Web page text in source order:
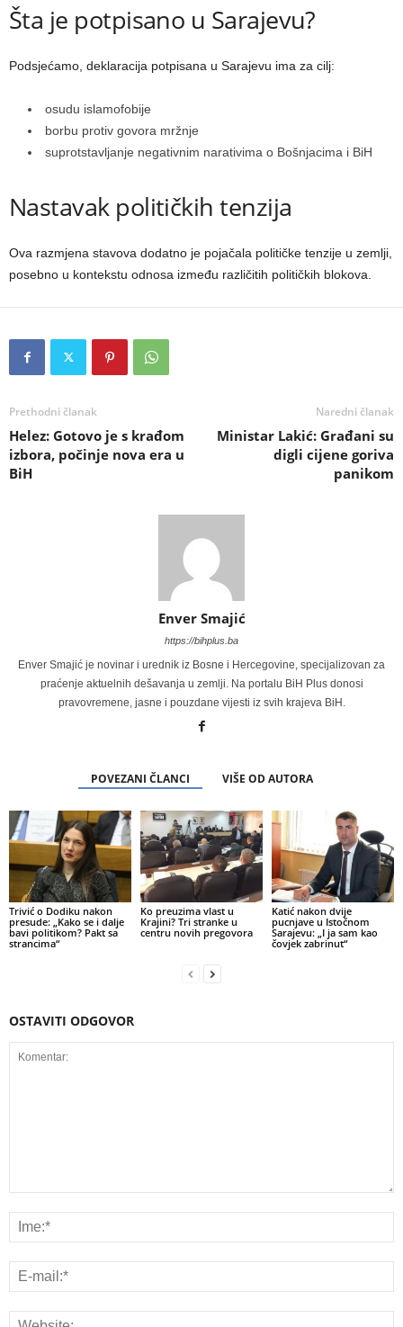
Šta je potpisano u Sarajevu?
Podsjećamo, deklaracija potpisana u Sarajevu ima za cilj:
osudu islamofobije
borbu protiv govora mržnje
suprotstavljanje negativnim narativima o Bošnjacima i BiH
Nastavak političkih tenzija
Ova razmjena stavova dodatno je pojačala političke tenzije u zemlji,
posebno u kontekstu odnosa između različitih političkih blokova.
Prethodni članak
Helez: Gotovo je s krađom
izbora, počinje nova era u
BiH
Naredni članak
Ministar Lakić: Građani su
digli cijene goriva
panikom
Enver Smajić
https://bihplus.ba
Enver Smajić je novinar i urednik iz Bosne i Hercegovine, specijalizovan za
praćenje aktuelnih dešavanja u zemlji. Na portalu BiH Plus donosi
pravovremene, jasne i pouzdane vijesti iz svih krajeva BiH.
POVEZANI ČLANCI VIŠE OD AUTORA
Trivić o Dodiku nakon
presude: „Kako se i dalje
bavi politikom? Pakt sa
strancima“
Ko preuzima vlast u
Krajini? Tri stranke u
centru novih pregovora
Katić nakon dvije
pucnjave u Istočnom
Sarajevu: „I ja sam kao
čovjek zabrinut“
OSTAVITI ODGOVOR